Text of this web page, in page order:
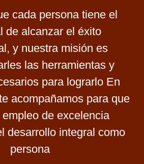
cada persona tiene el
de alcanzar el éxito
y nuestra misión es
las herramientas y
para lograrlo En
acompañamos para que
de excelencia
desarrollo integral como
persona